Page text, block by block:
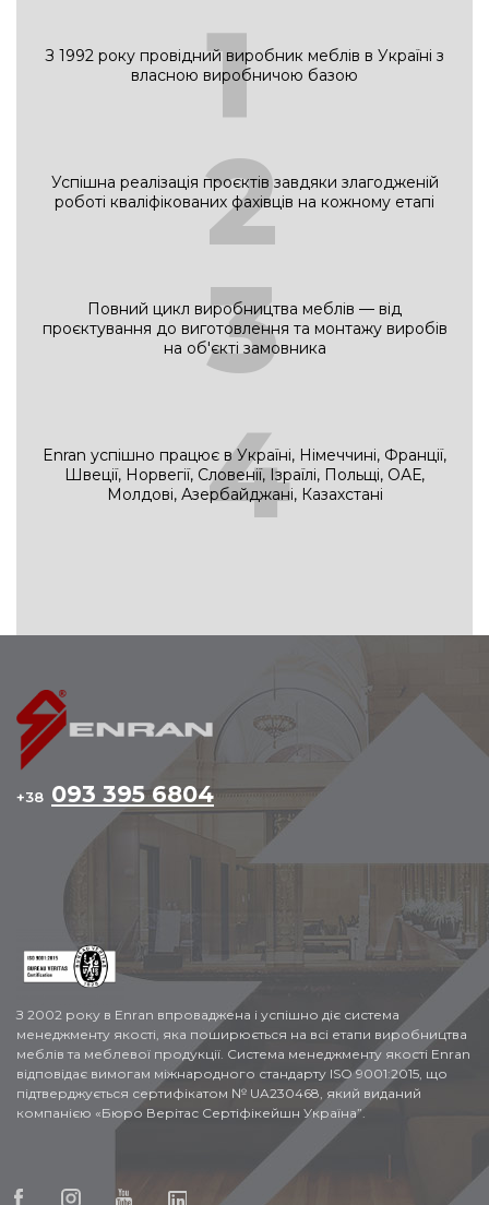
1
З 1992 року провідний виробник меблів в Україні з
власною виробничою базою
2
Успішна реалізація проєктів завдяки злагодженій
роботі кваліфікованих фахівців на кожному етапі
3
Повний цикл виробництва меблів — від
проєктування до виготовлення та монтажу виробів
на об'єкті замовника
4
Enran успішно працює в Україні, Німеччині, Франції,
Швеції, Норвегії, Словенії, Ізраїлі, Польщі, ОАЕ,
Молдові, Азербайджані, Казахстані
+38 093 395 6804
З 2002 року в Enran впроваджена і успішно діє система
менеджменту якості, яка поширюється на всі етапи виробництва
меблів та меблевої продукції. Система менеджменту якості Enran
відповідає вимогам міжнародного стандарту ISO 9001:2015, що
підтверджується сертифікатом № UA230468, який виданий
компанією «Бюро Верітас Сертіфікейшн Україна”.